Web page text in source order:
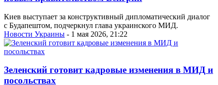
Киев выступает за конструктивный дипломатический диалог
с Будапештом, подчеркнул глава украинского МИД.
Новости Украины - 1 мая 2026, 21:22
Зеленский готовит кадровые изменения в МИД и
посольствах